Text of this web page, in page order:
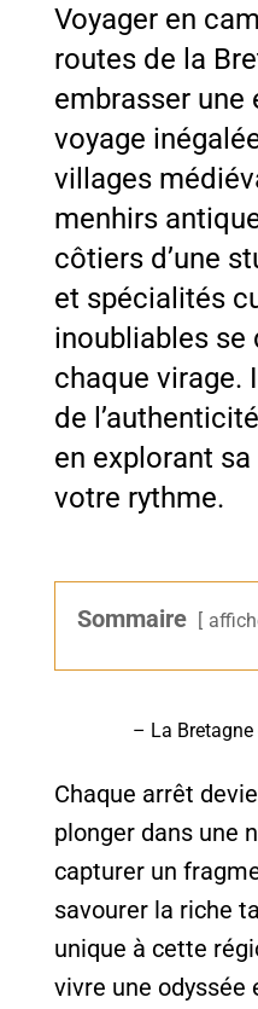
Voyager en
routes de la
embrasser une
voyage
villages
menhirs
côtiers d’une
et spécialités
inoubliables se
chaque virage.
de
en explorant
votre rythme.
Sommaire
– La
Chaque arrêt
plonger dans une
capturer un
savourer la riche
unique à cette
vivre une odyssée